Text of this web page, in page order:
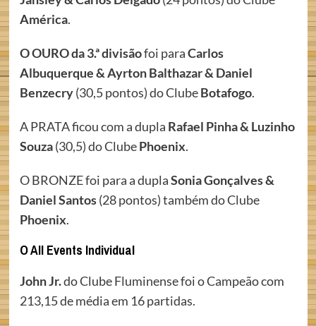
América.
O OURO da 3.ª divisãofoi paraCarlos
Albuquerque & Ayrton Balthazar & Daniel
Benzecry(30,5 pontos) do ClubeBotafogo.
A PRATA ficou com a dupla Rafael Pinha & Luzinho
Souza(30,5) do ClubePhoenix.
O BRONZE foi para a duplaSonia Gonçalves &
Daniel Santos(28 pontos) também do Clube
Phoenix.
O All Events Individual
John Jr.do Clube Fluminense foi o Campeão com
213,15 de média em 16 partidas.